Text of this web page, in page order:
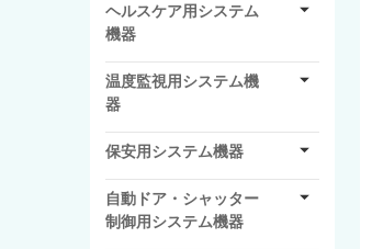
ヘルスケア用システム
機器
温度監視用システム機
器
保安用システム機器
自動ドア・シャッター
制御用システム機器